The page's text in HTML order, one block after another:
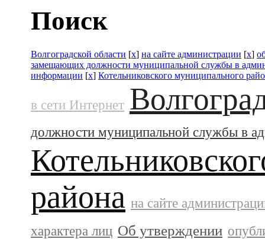
Поиск
Волгоградской области [x] на сайте администрации [x]
замещающих должности муниципальной службы в
информации [x] Котельниковского муниципального
в сети Интернет
должности муниципальной службы в
района на сайте
характера лиц Об утверждении